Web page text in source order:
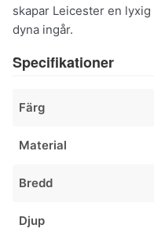
skapar Leicester en
dyna ingår.
Specifikationer
Färg
Material
Bredd
Djup